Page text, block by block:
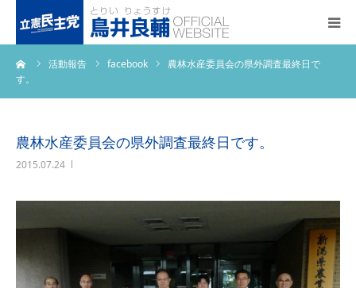
活動報告 facebook
農林水産委員会の県外調査最終日で
す。
農林水産委員会の県外調査最終日です。
2015.07.24
トップページ
プロフィール
事務所アクセス